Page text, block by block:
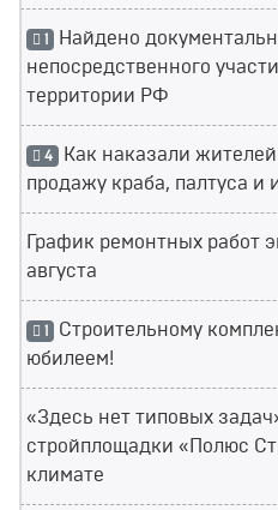
1 Найдено
непосредственного
территории РФ
4 Как наказали
продажу краба, палтуса и
График ремонтных работ
августа
1 Строительному
юбилеем!
«Здесь нет типовых
стройплощадки «Полюс
климате